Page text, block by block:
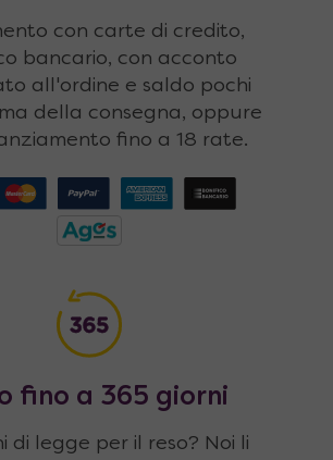
con carte di credito,
bancario, con acconto
all'ordine e saldo pochi
della consegna, oppure
fino a 18 rate.
fino a 365 giorni
di legge per il reso? Noi li